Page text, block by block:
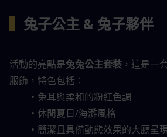
兔子公主 & 兔子夥伴
活動的亮點是兔兔公主套裝 ，這是一
服飾，特色包括：
兔耳與柔和的粉紅色調
休閒夏日/海灘風格
簡潔且具備動態效果的大廳呈